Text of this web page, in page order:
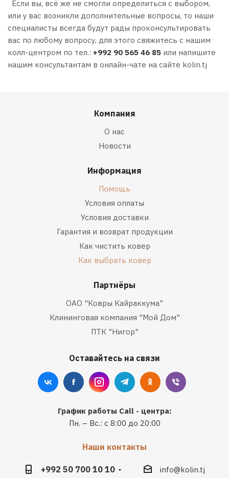
Если вы, всё же не смогли определиться с выбором,
или у вас возникли дополнительные вопросы, то наши
специалисты всегда будут рады проконсультировать
вас по любому вопросу, для этого свяжитесь с нашим
колл-центром по тел.: +992 90 565 46 85 или напишите
нашим консультантам в онлайн-чате на сайте kolin.tj
Компания
О нас
Новости
Информация
Помощь
Условия оплаты
Условия доставки
Гарантия и возврат продукции
Как чистить ковер
Как выбрать ковер
Партнёры
ОАО "Ковры Кайраккума"
Клининговая компания "Мой Дом"
ПТК "Нигор"
Оставайтесь на связи
График работы Call - центра:
Пн. – Вс.: с 8:00 до 20:00
Наши контакты
+992 50 700 10 10 info@kolin.tj